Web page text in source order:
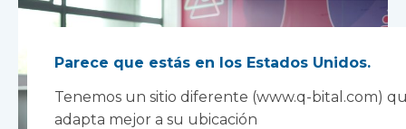
Parece que estás en los Estados Unidos.
Tenemos un sitio diferente (www.q-bital.com)
adapta mejor a su ubicación